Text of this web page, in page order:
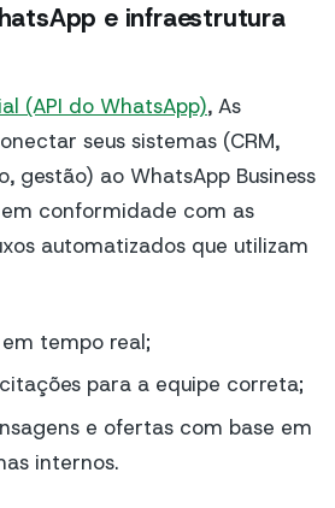
e infraestrutura
(API do WhatsApp), As
seus sistemas (CRM,
gestão) ao WhatsApp Business
conformidade com as
automatizados que utilizam
tempo real;
para a equipe correta;
e ofertas com base em
internos.